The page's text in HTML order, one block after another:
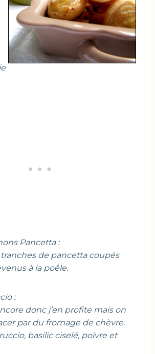
Pancetta :
de pancetta coupés
à la poêle.
:
donc j’en profite mais on
par du fromage de chèvre.
basilic ciselé, poivre et